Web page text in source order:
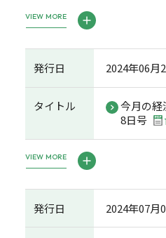
VIEW MORE
発行日 2024年06月
タイトル
今月の
8日号
VIEW MORE
発行日 2024年07月